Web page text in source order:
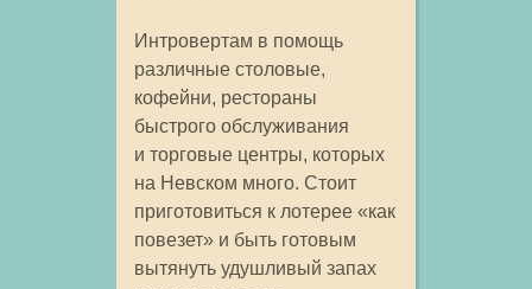
Интровертам в помощь
различные столовые,
кофейни, рестораны
быстрого обслуживания
и торговые центры, которых
на Невском много. Стоит
приготовиться к лотерее «как
повезет» и быть готовым
вытянуть удушливый запах